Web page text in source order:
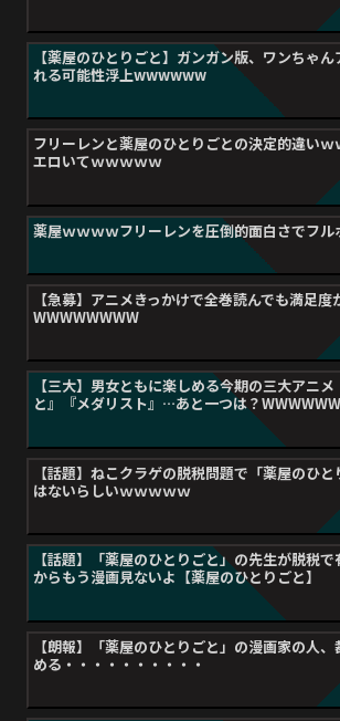
【薬屋のひとりごと】ガンガン版、ワンちゃ
れる可能性浮上wwwwww
フリーレンと薬屋のひとりごとの決定的違い
エロいてｗｗｗｗｗ
薬屋ｗｗｗｗフリーレンを圧倒的面白さでフル
【急募】アニメきっかけで全巻読んでも満足
WWWWWWWW
【三大】男女ともに楽しめる今期の三大アニ
と』『メダリスト』…あと一つは？
【話題】ねこクラゲの脱税問題で「薬屋のひ
はないらしいｗｗｗｗｗ
【話題】「薬屋のひとりごと」の先生が脱税
からもう漫画見ないよ【薬屋のひとりごと】
【朗報】「薬屋のひとりごと」の漫画家の人
める・・・・・・・・・・